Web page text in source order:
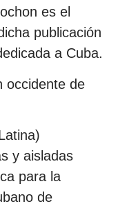
es el
publicación
a Cuba.
occidente de
y aisladas
para la
de